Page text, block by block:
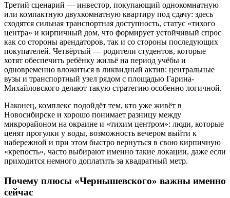
Третий сценарий — инвестор, покупающий однокомнатную
или компактную двухкомнатную квартиру под сдачу: здесь
сходятся сильная транспортная доступность, статус «тихого
центра» и кирпичный дом, что формирует устойчивый спрос
как со стороны арендаторов, так и со стороны последующих
покупателей. Четвёртый — родители студентов, которые
хотят обеспечить ребёнку жильё на период учёбы и
одновременно вложиться в ликвидный актив: центральные
вузы и транспортный узел рядом с площадью Гарина-
Михайловского делают такую стратегию особенно логичной.
Наконец, комплекс подойдёт тем, кто уже живёт в
Новосибирске и хорошо понимает разницу между
микрорайоном на окраине и «тихим центром»: люди, которые
ценят прогулки у воды, возможность вечером выйти к
набережной и при этом быстро вернуться в свою кирпичную
«крепость», часто выбирают именно такие локации, даже если
приходится немного доплатить за квадратный метр.
Почему плюсы «Чернышевского» важны именно
сейчас